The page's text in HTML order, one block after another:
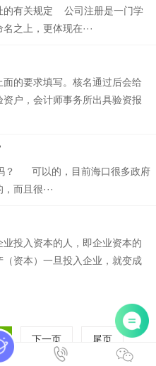
的有关规定 公司注册是一门学
之上，更体现在···
的要求填写。核名通过后会给
户，会计师事务所出具验资报
？ 可以的，目前海口很多政府
而且很···
投入资本的人，即企业资本的
资本）一旦投入企业，就变成
下一页 尾页